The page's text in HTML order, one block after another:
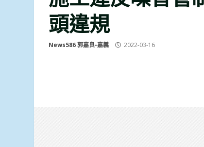
頭違規
News586 郭嘉良-嘉義 2022-03-16